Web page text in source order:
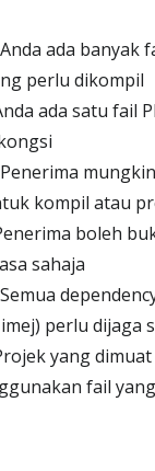
ada banyak
perlu dikompil
ada satu fail
kompil atau
boleh
sahaja
perlu dijaga
yang
fail